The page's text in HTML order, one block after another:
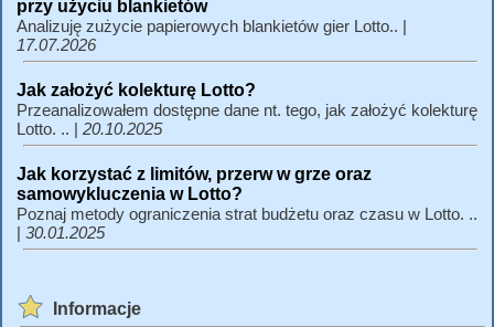
przy użyciu blankietów
Analizuję zużycie papierowych blankietów gier Lotto.. |
17.07.2026
Jak założyć kolekturę Lotto?
Przeanalizowałem dostępne dane nt. tego, jak założyć kolekturę
Lotto. .. | 20.10.2025
Jak korzystać z limitów, przerw w grze oraz
samowykluczenia w Lotto?
Poznaj metody ograniczenia strat budżetu oraz czasu w Lotto. ..
| 30.01.2025
Informacje